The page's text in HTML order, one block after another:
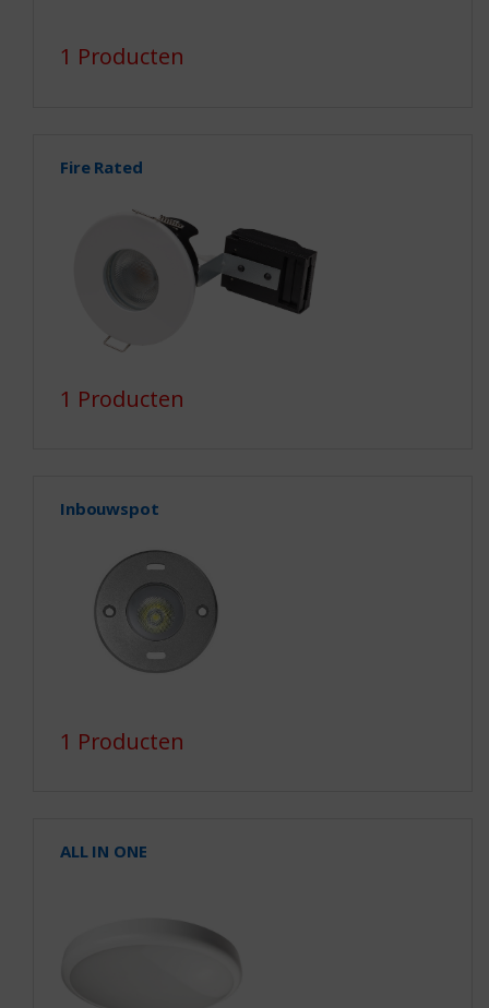
1 Producten
Fire Rated
1 Producten
Inbouwspot
1 Producten
ALL IN ONE